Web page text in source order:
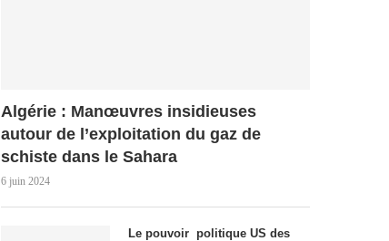
Algérie : Manœuvres insidieuses
autour de l’exploitation du gaz de
schiste dans le Sahara
6 juin 2024
Le pouvoir politique US des